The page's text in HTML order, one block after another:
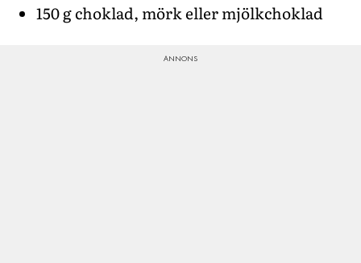
150 g choklad, mörk eller mjölkchoklad